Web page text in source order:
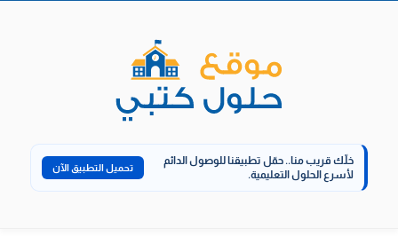
خلّك قريب منا.. حمّل تطبيقنا للوصول الدائم
لأسرع الحلول التعليمية.
تحميل التطبيق الآن